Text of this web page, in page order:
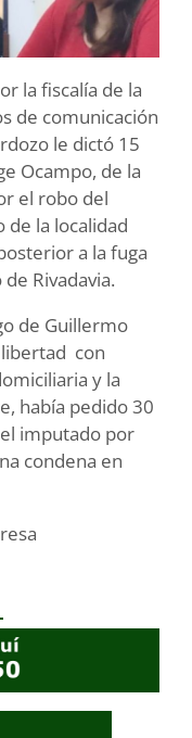
la fiscalía de la
de comunicación
le dictó 15
Ocampo, de la
el robo del
de la localidad
a la fuga
Rivadavia.
de Guillermo
libertad con
y la
había pedido 30
imputado por
condena en